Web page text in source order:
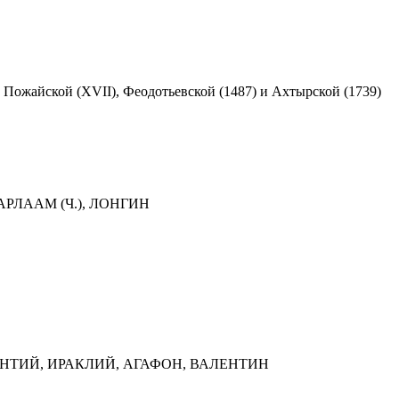
Пожайской (XVII), Феодотьевской (1487) и Ахтырской (1739)
(Ч.), ЛОНГИН
ИРАКЛИЙ, АГАФОН, ВАЛЕНТИН